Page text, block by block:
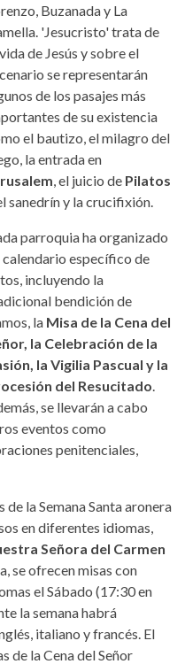
Buzanada y La
'Jesucristo' trata de
de Jesús y sobre el
se representarán
de los pasajes más
de su existencia
el bautizo, el milagro del
la entrada en
, el juicio de Pilatos
sanedrín y la crucifixión.
parroquia ha organizado
calendario específico de
incluyendo la
bendición de
la Misa de la Cena del
la Celebración de la
la Vigilia Pascual y la
del Resucitado.
se llevarán a cabo
eventos como
penitenciales,
la Semana Santa aronera
en diferentes idiomas,
Señora del Carmen
se ofrecen misas con
el Sábado (17:30 en
la semana habrá
italiano y francés. El
de la Cena del Señor